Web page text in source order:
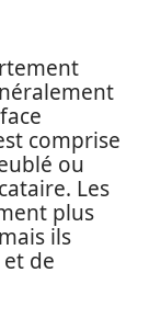
comprise
ou
Les
plus
ils
de